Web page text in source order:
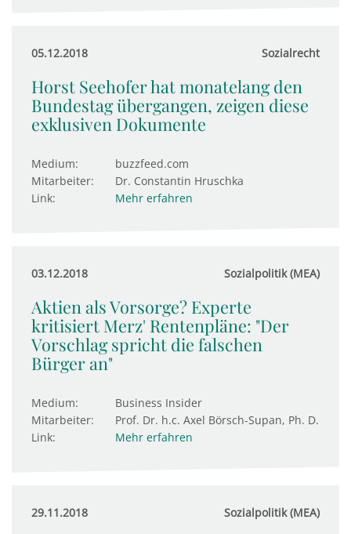
05.12.2018 Sozialrecht
Horst Seehofer hat monatelang den
Bundestag übergangen, zeigen diese
exklusiven Dokumente
Medium:
buzzfeed.com
Mitarbeiter:
Dr. Constantin Hruschka
Link:
Mehr erfahren
03.12.2018 Sozialpolitik (MEA)
Aktien als Vorsorge? Experte
kritisiert Merz' Rentenpläne: "Der
Vorschlag spricht die falschen
Bürger an"
Medium:
Business Insider
Mitarbeiter:
Prof. Dr. h.c. Axel Börsch-Supan, Ph. D.
Link:
Mehr erfahren
29.11.2018 Sozialpolitik (MEA)